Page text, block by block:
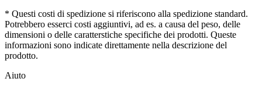
* Questi costi di spedizione si riferiscono alla spedizione standard.
Potrebbero esserci costi aggiuntivi, ad es. a causa del peso, delle
dimensioni o delle caratterstiche specifiche dei prodotti. Queste
informazioni sono indicate direttamente nella descrizione del
prodotto.
Aiuto